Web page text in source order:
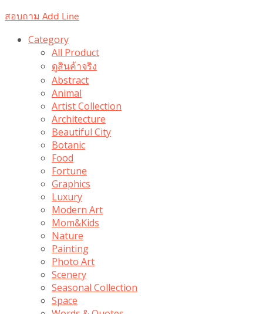
สอบถาม Add Line
Category
All Product
ดูสินค้าจริง
Abstract
Animal
Artist Collection
Architecture
Beautiful City
Botanic
Food
Fortune
Graphics
Luxury
Modern Art
Mom&Kids
Nature
Painting
Photo Art
Scenery
Seasonal Collection
Space